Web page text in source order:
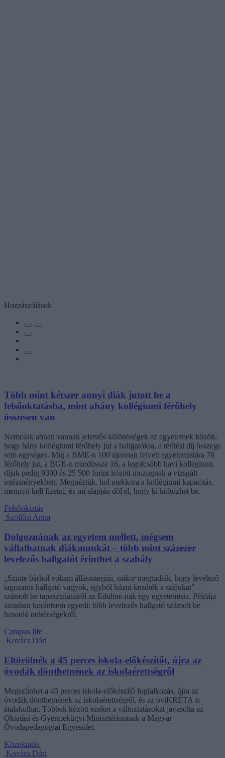
Hozzászólások
Több mint kétszer annyi diák jutott be a
felsőoktatásba, mint ahány kollégiumi férőhely
összesen van
Nemcsak abban vannak jelentős különbségek az egyetemek között,
hogy hány kollégiumi férőhely jut a hallgatókra, a térítési díj összege
sem egységes. Míg a BME-n 100 újonnan felvett egyetemistára 76
férőhely jut, a BGE-n mindössze 16, a legolcsóbb havi kollégiumi
díjak pedig 9300 és 25 500 forint között mozognak a vizsgált
intézményekben. Megnéztük, hol mekkora a kollégiumi kapacitás,
mennyit kell fizetni, és mi alapján dől el, hogy ki költözhet be.
Felsőoktatás
Szöllősi Anna
Dolgoznának az egyetem mellett, mégsem
vállalhatnak diákmunkát – több mint százezer
levelezős hallgatót érinthet a szabály
„Szinte bárhol voltam állásinterjún, mikor megtudták, hogy levelező
tagozatos hallgató vagyok, egyből húzni kezdték a szájukat” –
számolt be tapasztalatairól az Eduline-nak egy egyetemista. Példája
azonban korántsem egyedi: több levelezős hallgató számolt be
hasonló nehézségekről.
Campus life
Kovács Dóri
Eltörölnék a 45 perces iskola-előkészítőt, újra az
óvodák dönthetnének az iskolaérettségről
Megszűnhet a 45 perces iskola-előkészítő foglalkozás, újra az
óvodák dönthetnének az iskolaérettségről, és az oviKRÉTA is
átalakulhat. Többek között ezeket a változtatásokat javasolta az
Oktatási és Gyermekügyi Minisztériumnak a Magyar
Óvodapedagógiai Egyesület.
Közoktatás
Kovács Dóri